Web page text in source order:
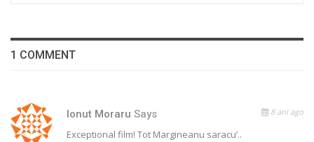
1 COMMENT
Ionut Moraru Says 8 ani ago
Exceptional film! Tot Margineanu saracu’..